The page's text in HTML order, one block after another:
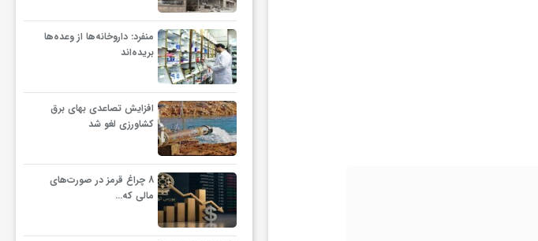
منفرد: داروخانه‌ها از وعده‌ها
بریده‌اند
افزایش تصاعدی بهای برق
کشاورزی لغو شد
8 چراغ قرمز در صورت‌های
مالی که…